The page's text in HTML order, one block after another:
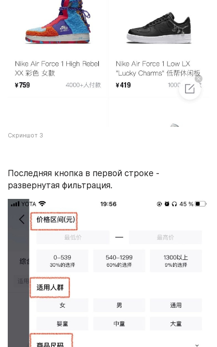
Скриншот 3
Последняя кнопка в первой строке -
развернутая фильтрация.